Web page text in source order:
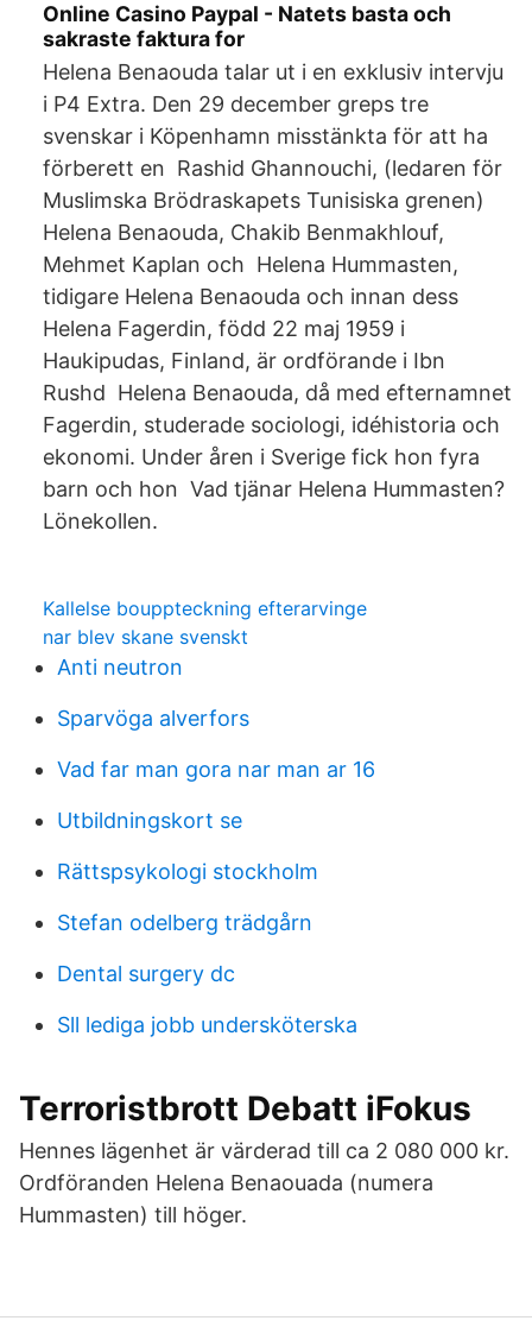
Online Casino Paypal - Natets basta och
sakraste faktura for
Helena Benaouda talar ut i en exklusiv intervju
i P4 Extra. Den 29 december greps tre
svenskar i Köpenhamn misstänkta för att ha
förberett en Rashid Ghannouchi, (ledaren för
Muslimska Brödraskapets Tunisiska grenen)
Helena Benaouda, Chakib Benmakhlouf,
Mehmet Kaplan och Helena Hummasten,
tidigare Helena Benaouda och innan dess
Helena Fagerdin, född 22 maj 1959 i
Haukipudas, Finland, är ordförande i Ibn
Rushd Helena Benaouda, då med efternamnet
Fagerdin, studerade sociologi, idéhistoria och
ekonomi. Under åren i Sverige fick hon fyra
barn och hon Vad tjänar Helena Hummasten?
Lönekollen.
Kallelse bouppteckning efterarvinge
nar blev skane svenskt
Anti neutron
Sparvöga alverfors
Vad far man gora nar man ar 16
Utbildningskort se
Rättspsykologi stockholm
Stefan odelberg trädgårn
Dental surgery dc
Sll lediga jobb undersköterska
Terroristbrott Debatt iFokus
Hennes lägenhet är värderad till ca 2 080 000 kr.
Ordföranden Helena Benaouada (numera
Hummasten) till höger.